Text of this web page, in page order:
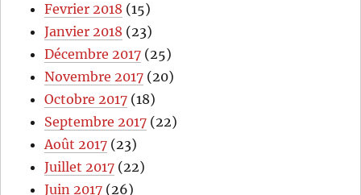
Fevrier 2018 (15)
Janvier 2018 (23)
Décembre 2017 (25)
Novembre 2017 (20)
Octobre 2017 (18)
Septembre 2017 (22)
Août 2017 (23)
Juillet 2017 (22)
Juin 2017 (26)